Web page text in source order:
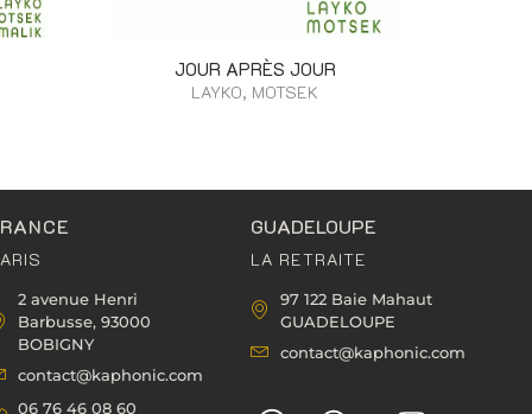
JOUR APRÈS JOUR
LAYKO, MOTSEK
2 avenue Henri
Barbusse, 93000
BOBIGNY
contact@kaphonic.com
06 76 46 08 60
GUADELOUPE
LA RETRAITE
97 122 Baie Mahaut
GUADELOUPE
contact@kaphonic.com